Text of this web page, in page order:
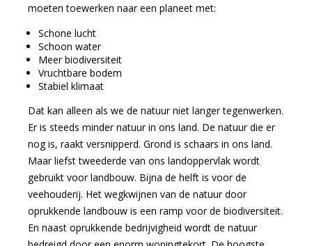
moeten toewerken naar een planeet met:
Schone lucht
Schoon water
Meer biodiversiteit
Vruchtbare bodem
Stabiel klimaat
Dat kan alleen als we de natuur niet langer tegenwerken.
Er is steeds minder natuur in ons land. De natuur die er
nog is, raakt versnipperd. Grond is schaars in ons land.
Maar liefst tweederde van ons landoppervlak wordt
gebruikt voor landbouw. Bijna de helft is voor de
veehouderij. Het wegkwijnen van de natuur door
oprukkende landbouw is een ramp voor de biodiversiteit.
En naast oprukkende bedrijvigheid wordt de natuur